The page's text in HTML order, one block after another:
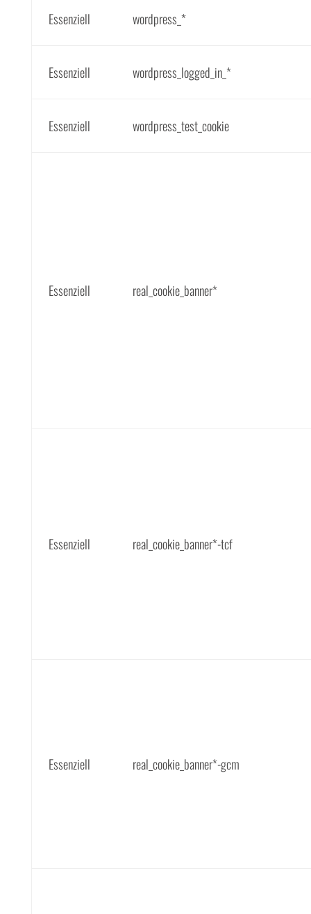
Essenziell wordpress_*
Essenziell wordpress_logged_in_*
Essenziell wordpress_test_cookie
Essenziell real_cookie_banner*
Essenziell real_cookie_banner*-tcf
Essenziell real_cookie_banner*-gcm